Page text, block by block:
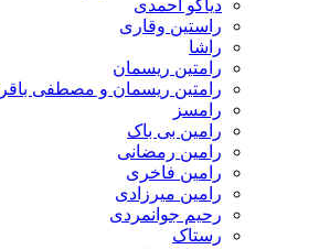
دیاکو احمدی
راستین وقاری
راشا
رامتین ریسمان
رامتین ریسمان و مصطفی
رامسز
رامین بی باک
رامین رمضانی
رامین فاخری
رامین میرزادی
رحیم جوانمردی
رستاک